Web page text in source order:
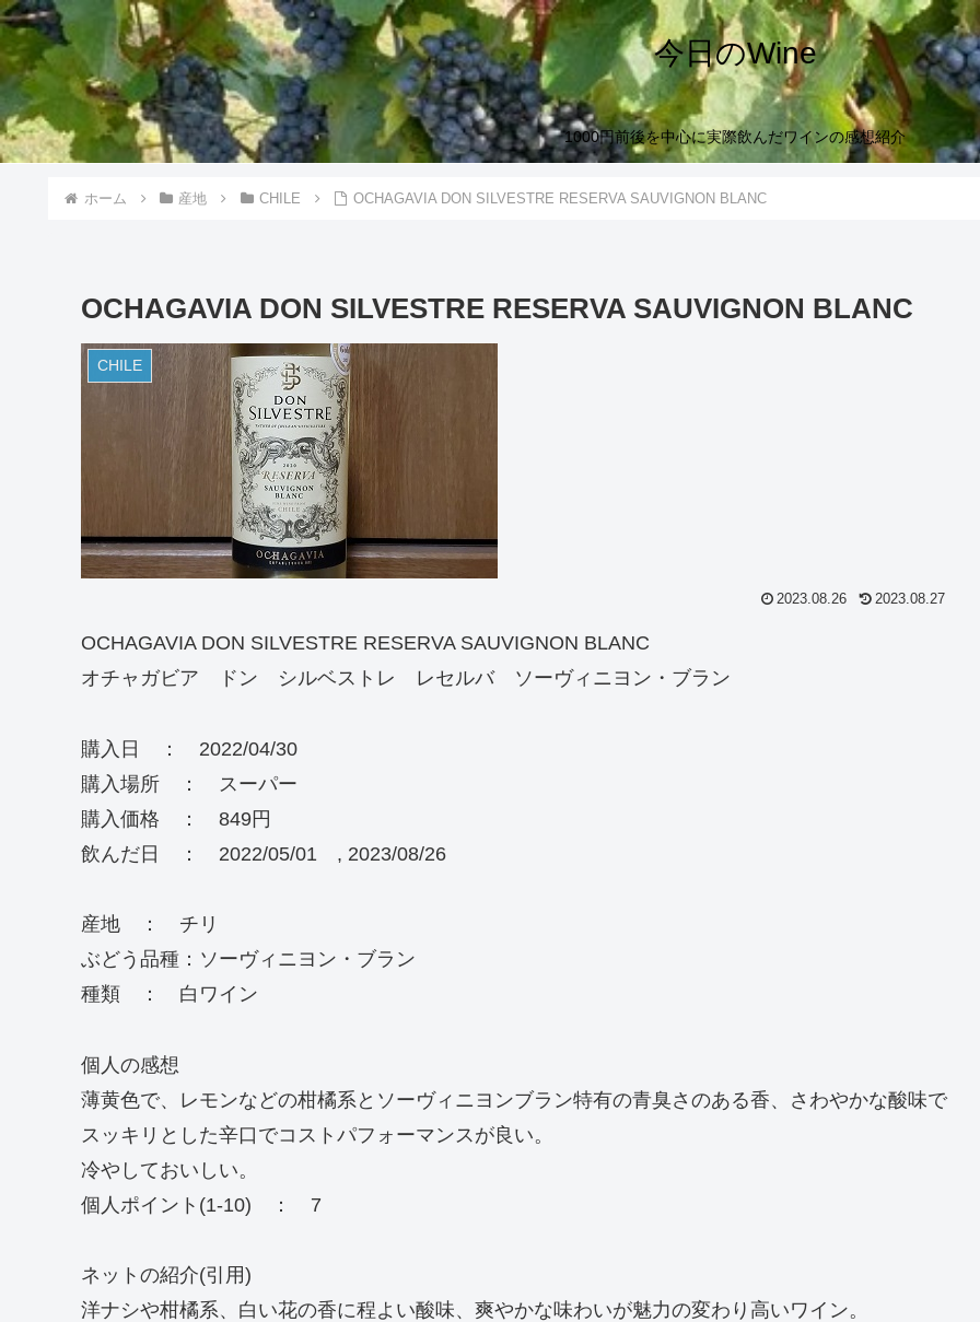
今日のWine
1000円前後を中心に実際飲んだワインの感想紹介
ホーム 産地 CHILE OCHAGAVIA DON SILVESTRE RESERVA SAUVIGNON BLANC
OCHAGAVIA DON SILVESTRE RESERVA SAUVIGNON BLANC
CHILE
2023.08.26 2023.08.27
OCHAGAVIA DON SILVESTRE RESERVA SAUVIGNON BLANC
オチャガビア ドン シルベストレ レセルバ ソーヴィニヨン・ブラン
購入日 ： 2022/04/30
購入場所 ： スーパー
購入価格 ： 849円
飲んだ日 ： 2022/05/01 , 2023/08/26
産地 ： チリ
ぶどう品種：ソーヴィニヨン・ブラン
種類 ： 白ワイン
個人の感想
薄黄色で、レモンなどの柑橘系とソーヴィニヨンブラン特有の青臭さのある香、さわやかな酸味で
スッキリとした辛口でコストパフォーマンスが良い。
冷やしておいしい。
個人ポイント(1-10) ： 7
ネットの紹介(引用)
洋ナシや柑橘系、白い花の香に程よい酸味、爽やかな味わいが魅力の変わり高いワイン。